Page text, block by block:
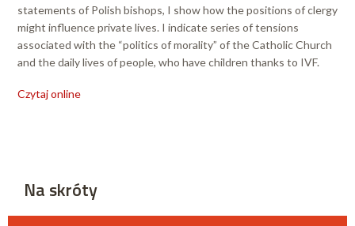
statements of Polish bishops, I show how the positions of clergy
might influence private lives. I indicate series of tensions
associated with the “politics of morality” of the Catholic Church
and the daily lives of people, who have children thanks to IVF.
Czytaj online
Na skróty